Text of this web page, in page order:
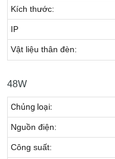
Kích thước:
IP
Vật liệu thân đèn:
48W
Chủng loại:
Nguồn điện:
Công suất: